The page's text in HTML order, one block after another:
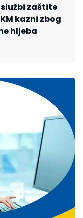
zaštite
kazni zbog
hljeba